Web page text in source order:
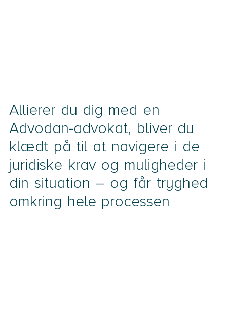
Allierer du dig med en
Advodan-advokat, bliver du
klædt på til at navigere i de
juridiske krav og muligheder i
din situation – og får tryghed
omkring hele processen